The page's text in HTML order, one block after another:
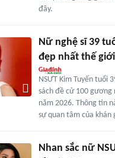
đây.
Nữ nghệ sĩ 39
đẹp nhất thế
NSƯT Kim Tuyến tuổi
sách đề cử 100
năm 2026. Thông tin
sự quan tâm của khán
Nhan sắc nữ